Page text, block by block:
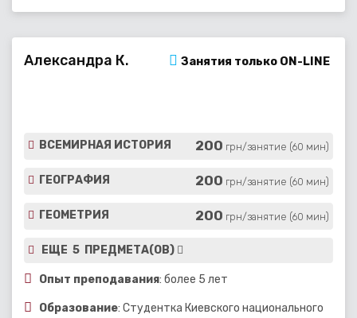
Александра К. Занятия только ON-LINE
ВСЕМИРНАЯ ИСТОРИЯ 200 грн/занятие (60 мин)
ГЕОГРАФИЯ 200 грн/занятие (60 мин)
ГЕОМЕТРИЯ 200 грн/занятие (60 мин)
ЕЩЕ 5 ПРЕДМЕТА(ОВ)
Опыт преподавания: более 5 лет
Образование: Студентка Киевского национального